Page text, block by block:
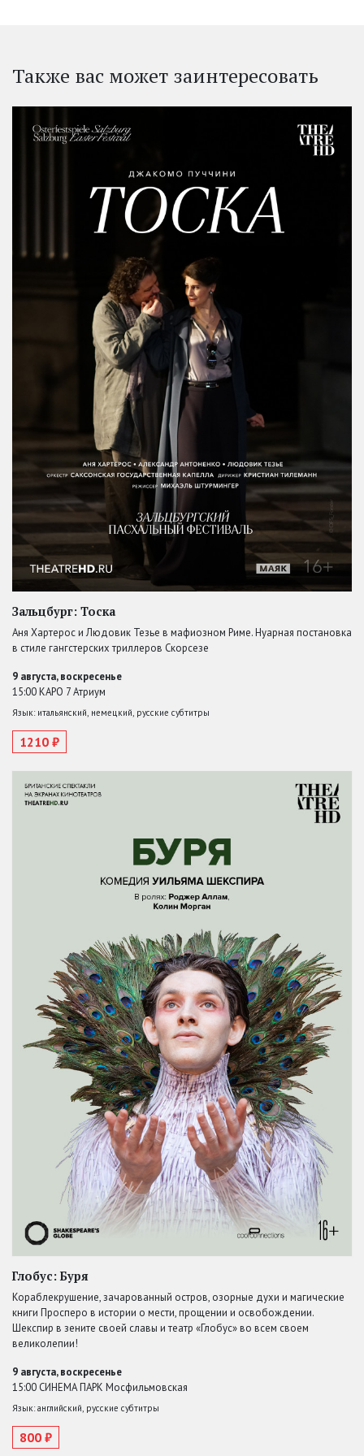
Также вас может заинтересовать
Зальцбург: Тоска
Аня Хартерос и Людовик Тезье в мафиозном Риме. Нуарная постановка
в стиле гангстерских триллеров Скорсезе
9 августа, воскресенье
15:00 КАРО 7 Атриум
Язык: итальянский, немецкий, русские субтитры
1210 ₽
Глобус: Буря
Кораблекрушение, зачарованный остров, озорные духи и магические
книги Просперо в истории о мести, прощении и освобождении.
Шекспир в зените своей славы и театр «Глобус» во всем своем
великолепии!
9 августа, воскресенье
15:00 СИНЕМА ПАРК Мосфильмовская
Язык: английский, русские субтитры
800 ₽